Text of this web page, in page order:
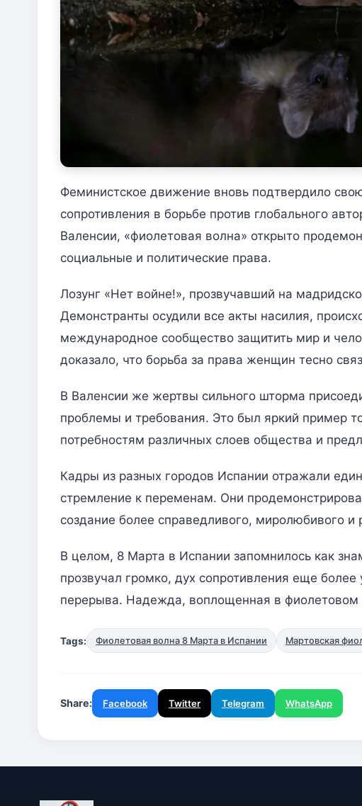
Феминистское движение вновь подтвердило
сопротивления в борьбе против глобального
Валенсии, «фиолетовая волна» открыто
социальные и политические права.
Лозунг «Нет войне!», прозвучавший на
Демонстранты осудили все акты насилия,
международное сообщество защитить мир и
доказало, что борьба за права женщин тесно
В Валенсии же жертвы сильного шторма
проблемы и требования. Это был яркий пример
потребностям различных слоев общества и
Кадры из разных городов Испании отражали
стремление к переменам. Они
создание более справедливого, миролюбивого и
В целом, 8 Марта в Испании запомнилось как
прозвучал громко, дух сопротивления еще
перерыва. Надежда, воплощенная в фиолетовом
Tags: Фиолетовая волна 8 Марта в Испании Мартовская
Share: Facebook Twitter Telegram WhatsApp